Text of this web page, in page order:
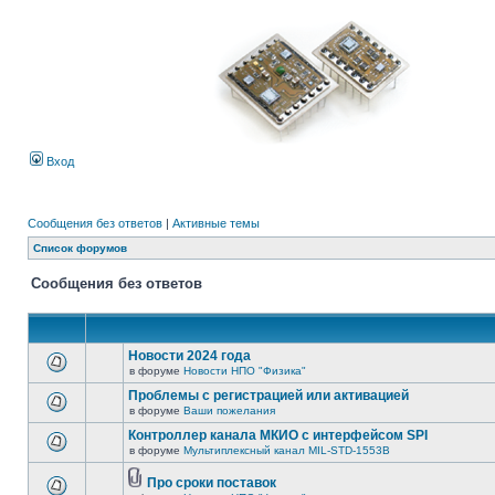
Вход
Сообщения без ответов | Активные темы
Список форумов
Сообщения без ответов
Новости 2024 года
в форуме Новости НПО "Физика"
Проблемы с регистрацией или активацией
в форуме Ваши пожелания
Контроллер канала МКИО с интерфейсом SPI
в форуме Мультиплексный канал MIL-STD-1553B
Про сроки поставок